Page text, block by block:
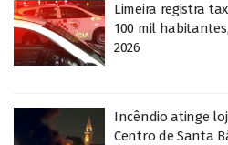
Limeira registra
100 mil
2026
Incêndio atinge
Centro de Santa